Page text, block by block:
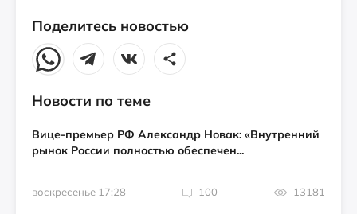
Поделитесь новостью
Новости по теме
Вице-премьер РФ Александр Новак: «Внутренний
рынок России полностью обеспечен...
воскресенье 17:28 100 13181